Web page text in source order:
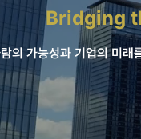
Bridging
의 가능성과 기업의 미래